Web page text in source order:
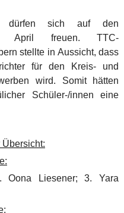
dürfen sich auf den
April freuen. TTC-
stellte in Aussicht, dass
für den Kreis- und
wird. Somit hätten
Schüler-/innen eine
Oona Liesener; 3. Yara